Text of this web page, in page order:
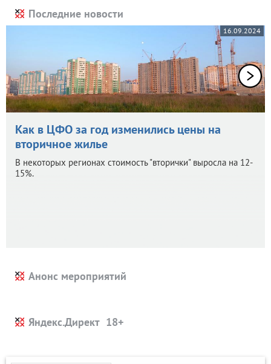
Последние новости
16.09.2024
Как в ЦФО за год изменились цены на
вторичное жилье
В некоторых регионах стоимость "вторички" выросла на 12-
15%.
Анонс мероприятий
Яндекс.Директ